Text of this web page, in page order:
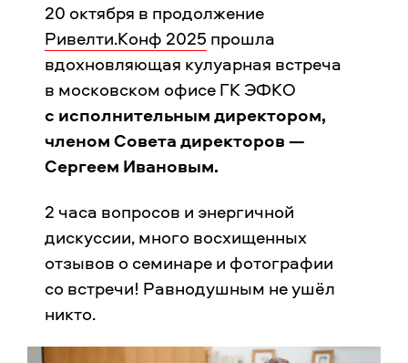
20 октября в продолжение
Ривелти.Конф 2025 прошла
вдохновляющая кулуарная встреча
в московском офисе ГК ЭФКО
с исполнительным директором,
членом Совета директоров —
Сергеем Ивановым.
2 часа вопросов и энергичной
дискуссии, много восхищенных
отзывов о семинаре и фотографии
со встречи! Равнодушным не ушёл
никто.